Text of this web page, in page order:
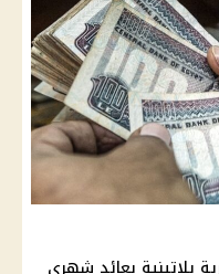
بلاتينية بعائد شهري